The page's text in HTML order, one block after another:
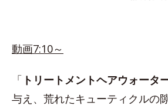
動画7:10～
「 トリートメントヘアウォータ
与え、荒れたキューティクルの